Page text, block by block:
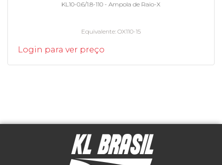
KL10-0.6/1.8-110 - Ampola de Raio-X
Equivalente OX110-15
Login para ver preço